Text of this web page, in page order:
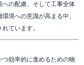
の配慮、そして工事全体
境への意識が高まる中、
ています。
効率的に進めるための物